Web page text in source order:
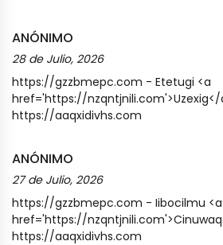
ANÓNIMO
28 de Julio, 2026
https://gzzbmepc.com - Etetugi <a
href='https://nzqntjnili.com'>Uzexig</
https://aaqxidivhs.com
ANÓNIMO
27 de Julio, 2026
https://gzzbmepc.com - Iibocilmu <a
href='https://
https://aaqxidivhs.com